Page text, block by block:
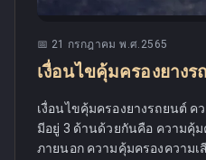
📅 21 กรกฎาคม พ.ศ.2565
เงื่อนไขคุ้มครองยางร
เงื่อนไขคุ้มครองยางรถยนต์
มีอยู่ 3 ด้านด้วยกันคือ ความคุ้
ภายนอก ความคุ้มครองความ